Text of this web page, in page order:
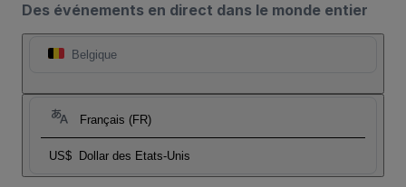
Des événements en direct dans le monde entier
Belgique
Français (FR)
US$ Dollar des Etats-Unis